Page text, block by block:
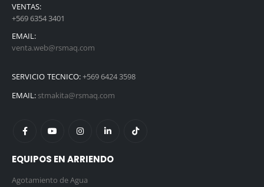
VENTAS:
+569 6354 3401
EMAIL:
venta.web@rsmaq.com
SERVICIO TECNICO:+569 6424 3598
EMAIL: stmakita@rsmaq.com
EQUIPOS EN ARRIENDO
Agotamiento de Agua